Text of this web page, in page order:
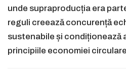
unde supraproducția era
reguli creează concurență
sustenabile și condiționează
principiile economiei